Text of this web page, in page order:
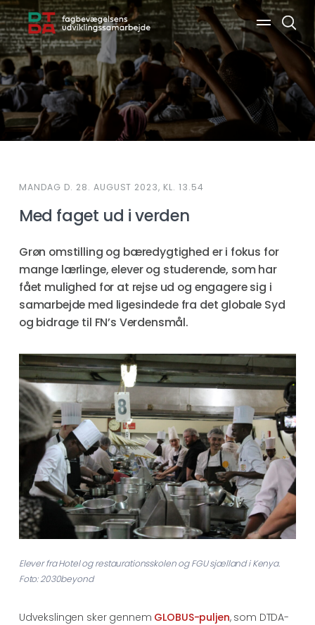
MANDAG D. 28. AUGUST 2023, KL. 13.54
Med faget ud i verden
Grøn omstilling og bæredygtighed er i fokus for
mange lærlinge, elever og studerende, som har
fået mulighed for at rejse ud og engagere sig i
samarbejde med ligesindede fra det globale Syd
og bidrage til FN’s Verdensmål.
Elever fra Hotel og restaurationsskolen og FGU sjælland i Kenya.
Foto: 2030beyond
Udvekslingen sker gennem GLOBUS-puljen, som DTDA-